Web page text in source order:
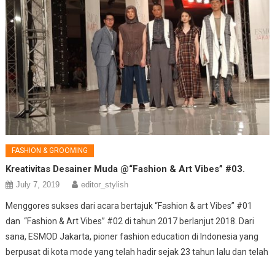
FASHION & GROOMING
Kreativitas Desainer Muda @“Fashion & Art Vibes” #03.
July 7, 2019 editor_stylish
Menggores sukses dari acara bertajuk “Fashion & art Vibes” #01
dan “Fashion & Art Vibes” #02 di tahun 2017 berlanjut 2018. Dari
sana, ESMOD Jakarta, pioner fashion education di Indonesia yang
berpusat di kota mode yang telah hadir sejak 23 tahun lalu dan telah